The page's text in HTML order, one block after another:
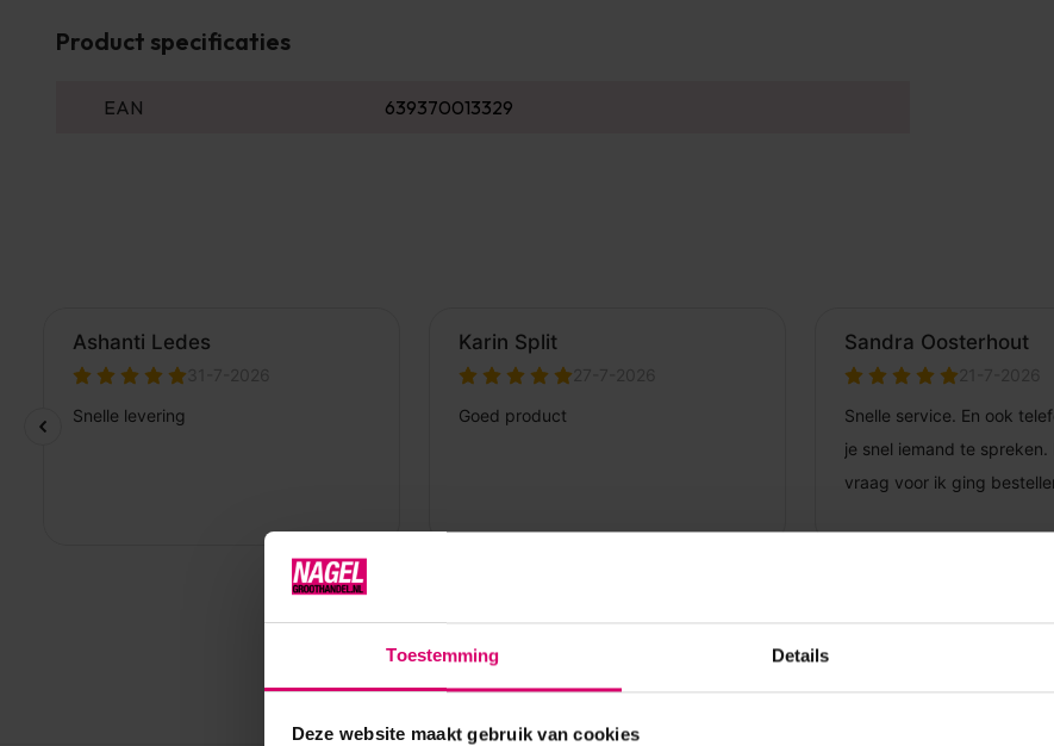
Toestemming Details
Deze website maakt gebruik van cookies
Product specificaties
EAN 639370013329